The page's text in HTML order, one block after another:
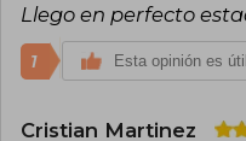
Llego en perfecto
1 Esta opinión es útil
Cristian Martinez